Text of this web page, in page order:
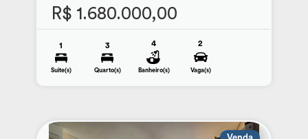
R$ 1.680.000,00
1
Suite(s)
3
Quarto(s)
4
Banheiro(s)
2
Vaga(s)